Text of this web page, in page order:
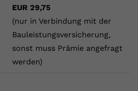
EUR 29,75
(nur in Verbindung mit der
Bauleistungsversicherung,
sonst muss Prämie angefragt
werden)
setzt diesen Cookie, um die
der eingebettete YouTube-